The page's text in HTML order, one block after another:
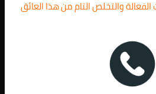
والتخلص التام من هذا العائق